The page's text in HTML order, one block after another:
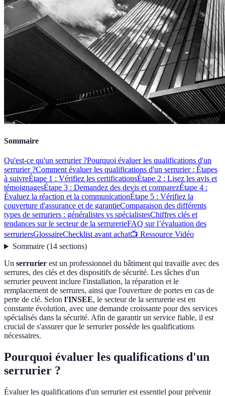
Sommaire
Qu'est-ce qu'un serrurier ?Pourquoi évaluer les qualifications d'un
serrurier ?Comment évaluer les qualifications d'un serrurier : Étapes
à suivreÉtape 1 : Vérifiez les certificationsÉtape 2 : Lisez les avis et
témoignagesÉtape 3 : Demandez des devis et comparezÉtape 4 :
Évaluez la réaction et la communicationÉtape 5 : Vérifiez la
couverture d'assurance et de garantieComparaison des différents
types de serruriers : généralistes vs spécialistesChiffres clés et
tendances sur le secteur de la serrurerieFAQ sur l’évaluation des
serruriersGlossaireChecklist avant achat📺 Ressource Vidéo
Sommaire(14 sections)
Un serrurier est un professionnel du bâtiment qui travaille avec des
serrures, des clés et des dispositifs de sécurité. Les tâches d'un
serrurier peuvent inclure l'installation, la réparation et le
remplacement de serrures, ainsi que l'ouverture de portes en cas de
perte de clé. Selon l'INSEE, le secteur de la serrurerie est en
constante évolution, avec une demande croissante pour des services
spécialisés dans la sécurité. Afin de garantir un service fiable, il est
crucial de s'assurer que le serrurier possède les qualifications
nécessaires.
Pourquoi évaluer les qualifications d'un
serrurier ?
Évaluer les qualifications d'un serrurier est essentiel pour prévenir